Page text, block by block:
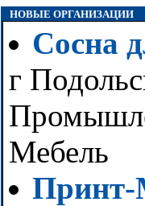
НОВЫЕ ОРГАНИЗАЦИИ
Сосна
г
Мебель